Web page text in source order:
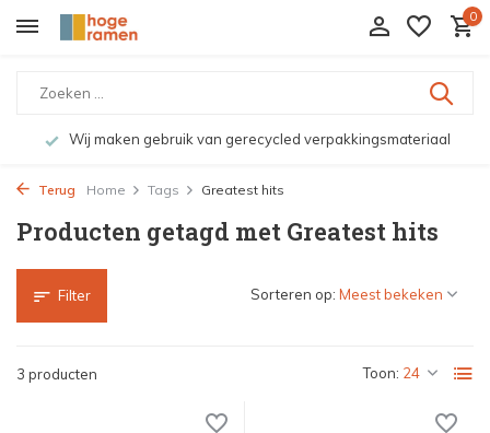
0
Wij maken gebruik van gerecycled verpakkingsmateriaal
Terug Home Tags Greatest hits
Producten getagd met Greatest hits
Filter
3 producten Toon:
Sorteren op: